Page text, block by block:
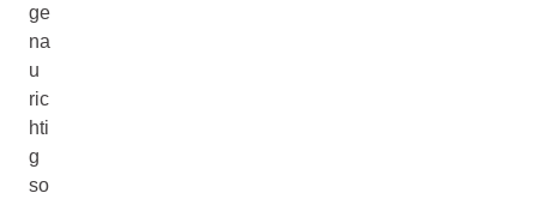
ge
na
u
ric
hti
g
so